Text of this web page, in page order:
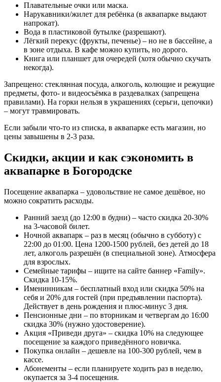
Плавательные очки или маска.
Нарукавники/жилет для ребёнка (в аквапарке выдают
напрокат).
Вода в пластиковой бутылке (разрешают).
Лёгкий перекус (фрукты, печенье) – но не в бассейне, а
в зоне отдыха. В кафе можно купить, но дорого.
Книга или планшет для очередей (хотя обычно скучать
некогда).
Запрещено: стеклянная посуда, алкоголь, колющие и режущие
предметы, фото- и видеосъёмка в раздевалках (запрещена
правилами). На горки нельзя в украшениях (серьги, цепочки)
– могут травмировать.
Если забыли что-то из списка, в аквапарке есть магазин, но
цены завышены в 2-3 раза.
Скидки, акции и как сэкономить в
аквапарке в Богородске
Посещение аквапарка – удовольствие не самое дешёвое, но
можно сократить расходы.
Ранний заезд (до 12:00 в будни) – часто скидка 20-30%
на 3-часовой билет.
Ночной аквапарк – раз в месяц (обычно в субботу) с
22:00 до 01:00. Цена 1200-1500 рублей, без детей до 18
лет, алкоголь разрешён (в специальной зоне). Атмосфера
для взрослых.
Семейные тарифы – ищите на сайте баннер «Family».
Скидка 10-15%.
Именинникам – бесплатный вход или скидка 50% на
себя и 20% для гостей (при предъявлении паспорта).
Действует в день рождения и плюс-минус 3 дня.
Пенсионные дни – по вторникам и четвергам до 16:00
скидка 30% (нужно удостоверение).
Акция «Приведи друга» – скидка 10% на следующее
посещение за каждого приведённого новичка.
Покупка онлайн – дешевле на 100-300 рублей, чем в
кассе.
Абонементы – если планируете ходить раз в неделю,
окупается за 3-4 посещения.